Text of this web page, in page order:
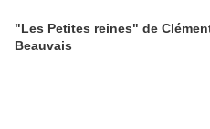
"Les Petites reines" de
Beauvais